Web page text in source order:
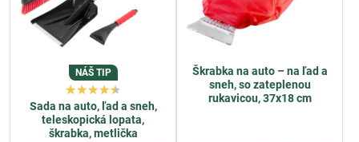
NÁŠ TIP
Sada na auto, ľad a sneh,
teleskopická lopata,
škrabka, metlička
Škrabka na auto – na ľad a
sneh, so zateplenou
rukavicou, 37x18 cm